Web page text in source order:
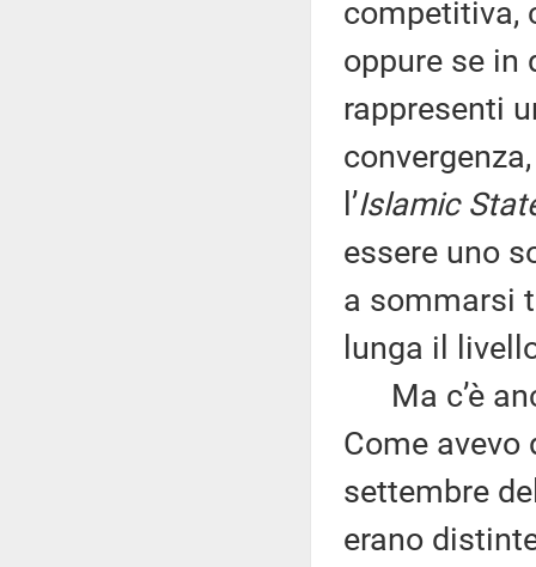
competitiva,
oppure se in
rappresenti
l’Islamic
essere uno
a sommarsi
lunga il
Ma c’è
Come
settembre
erano